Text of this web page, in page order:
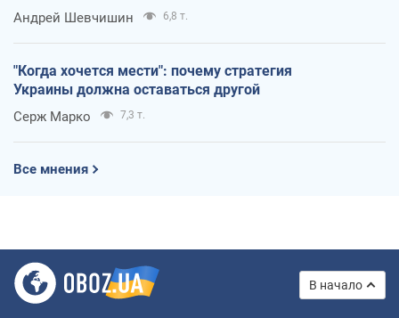
Андрей Шевчишин 6,8 т.
"Когда хочется мести": почему стратегия
Украины должна оставаться другой
Серж Марко 7,3 т.
Все мнения
В начало